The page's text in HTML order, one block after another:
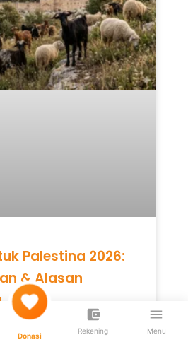
Palestina 2026:
& Alasan
Donasi
Rekening Menu